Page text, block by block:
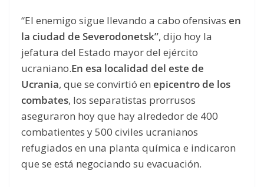
“El enemigo sigue llevando a cabo ofensivas en
la ciudad de Severodonetsk”, dijo hoy la
jefatura del Estado mayor del ejército
ucraniano.En esa localidad del este de
Ucrania, que se convirtió en epicentro de los
combates, los separatistas prorrusos
aseguraron hoy que hay alrededor de 400
combatientes y 500 civiles ucranianos
refugiados en una planta química e indicaron
que se está negociando su evacuación.